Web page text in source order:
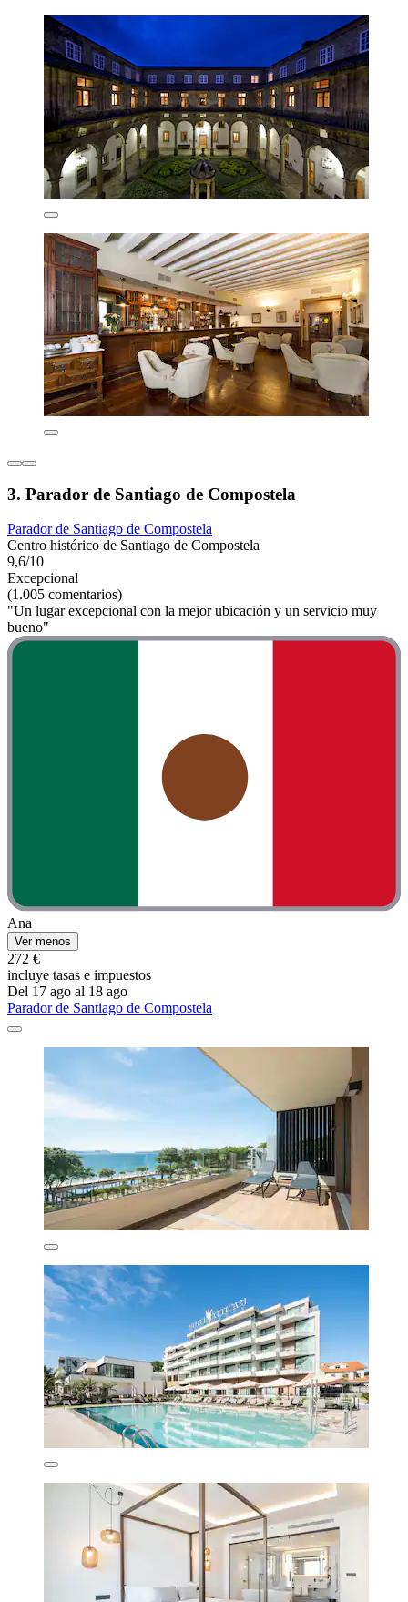
3. Parador de Santiago de Compostela
Parador de Santiago de Compostela
Centro histórico de Santiago de Compostela
9,6/10
Excepcional
(1.005 comentarios)
"Un lugar excepcional con la mejor ubicación y un servicio muy
bueno"
Ana
Ver menos
272 €
incluye tasas e impuestos
Del 17 ago al 18 ago
Parador de Santiago de Compostela